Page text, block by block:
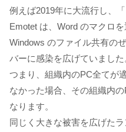
例えば2019年に大流行し、
Emotet は、Word のマクロ
Windows のファイル共有の
バーに感染を広げていました
つまり、組織内のPC全てが
なかった場合、その組織内
なります。
同じく大きな被害を広げた